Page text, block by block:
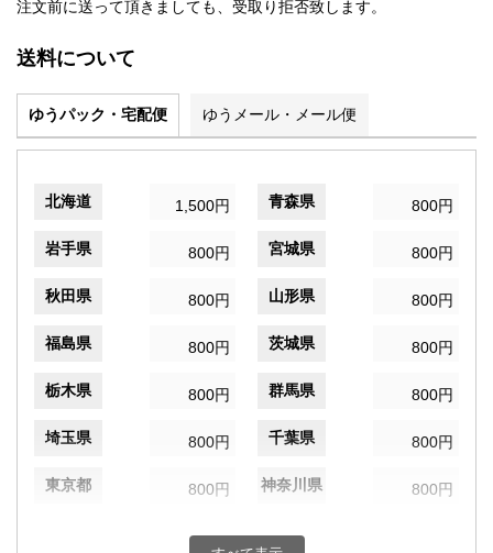
注文前に送って頂きましても、受取り拒否致します。
送料について
ゆうパック・宅配便 ゆうメール・メール便
北海道 1,500円 青森県 800円
岩手県 800円 宮城県 800円
秋田県 800円 山形県 800円
福島県 800円 茨城県 800円
栃木県 800円 群馬県 800円
埼玉県 800円 千葉県 800円
東京都 800円 神奈川県 800円
800円 富山県